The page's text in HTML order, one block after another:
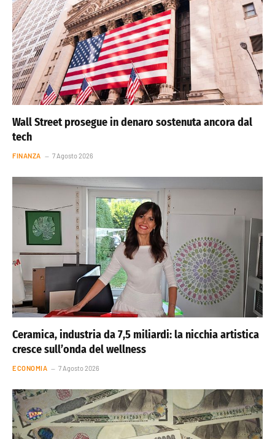
Wall Street prosegue in denaro sostenuta ancora dal
tech
FINANZA 7 Agosto 2026
Ceramica, industria da 7,5 miliardi: la nicchia artistica
cresce sull’onda del wellness
ECONOMIA 7 Agosto 2026